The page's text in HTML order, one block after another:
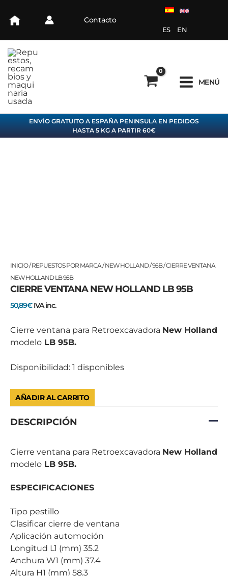
Contacto
ES EN
MENÚ
ENVÍO GRATUITO A ESPAÑA PENíNSULA EN PEDIDOS
HASTA 5 KG A PARTIR 60€
INICIO/REPUESTOS POR MARCA/NEW HOLLAND/95B/ CIERRE VENTANA
NEW HOLLAND LB 95B
CIERRE VENTANA NEW HOLLAND LB 95B
50,89€ IVA inc.
Cierre ventana para Retroexcavadora New Holland
modelo LB 95B.
Disponibilidad: 1 disponibles
CIERRE
VENTANA
NEW
HOLLAND
95B
cantidad
AÑADIR AL CARRITO
DESCRIPCIÓN
Cierre ventana para Retroexcavadora New Holland
modelo LB 95B.
ESPECIFICACIONES
Tipo pestillo
Clasificar cierre de ventana
Aplicación automoción
Longitud L1 (mm) 35.2
Anchura W1 (mm) 37.4
Altura H1 (mm) 58.3